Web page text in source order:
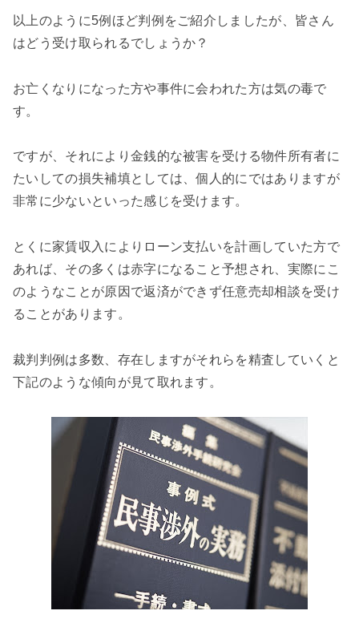
以上のように5例ほど判例をご紹介しましたが、皆さん
はどう受け取られるでしょうか？
お亡くなりになった方や事件に会われた方は気の毒で
す。
ですが、それにより金銭的な被害を受ける物件所有者に
たいしての損失補填としては、個人的にではありますが
非常に少ないといった感じを受けます。
とくに家賃収入によりローン支払いを計画していた方で
あれば、その多くは赤字になること予想され、実際にこ
のようなことが原因で返済ができず任意売却相談を受け
ることがあります。
裁判判例は多数、存在しますがそれらを精査していくと
下記のような傾向が見て取れます。